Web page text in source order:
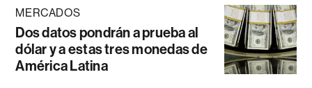
MERCADOS
Dos datos pondrán a prueba al
dólar y a estas tres monedas de
América Latina